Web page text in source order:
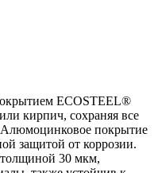
ECOSTEEL®
кирпич, сохраняя все
покрытие
защитой от коррозии.
30 мкм,